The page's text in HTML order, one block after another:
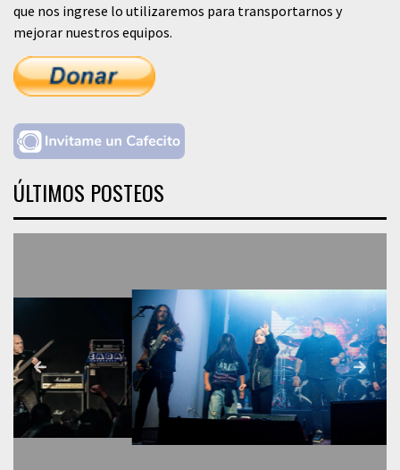
que nos ingrese lo utilizaremos para transportarnos y
mejorar nuestros equipos.
ÚLTIMOS POSTEOS